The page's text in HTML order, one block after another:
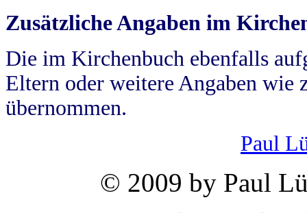
Zusätzliche Angaben im
Die im Kirchenbuch ebenfalls
Eltern oder weitere Angaben wie
übernommen.
Paul
© 2009 by Paul